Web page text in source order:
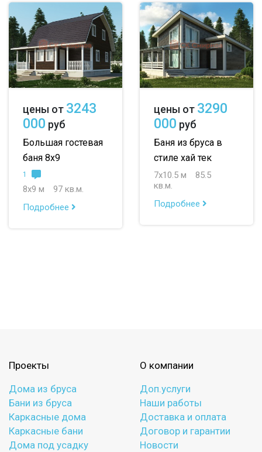
цены от 3243
000 руб
Большая гостевая
баня 8х9
1
8х9 м
97 кв.м.
Подробнее
цены от 3290
000 руб
Баня из бруса в
стиле хай тек
7х10.5 м
85.5
кв.м.
Подробнее
Проекты
Дома из бруса
Бани из бруса
Каркасные дома
Каркасные бани
Дома под усадку
О компании
Доп.услуги
Наши работы
Доставка и оплата
Договор и гарантии
Новости